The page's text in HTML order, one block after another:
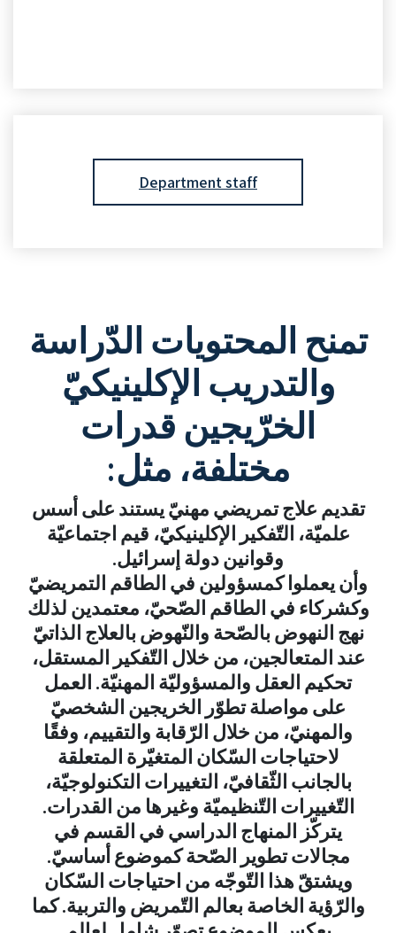
Department staff
تمنح المحتويات الدّراسة
والتدريب الإكلينيكيّ
الخرّيجين قدرات
مختلفة، مثل:
تقديم علاج تمريضي مهنيّ يستند على أسس
علميّة، التّفكير الإكلينيكيّ، قيم اجتماعيّة
وقوانين دولة إسرائيل.
وأن يعملوا كمسؤولين في الطاقم التمريضيّ
وكشركاء في الطاقم الصّحيّ، معتمدين لذلك
نهج النهوض بالصّحة والنّهوض بالعلاج الذاتيّ
عند المتعالجين، من خلال التّفكير المستقل،
تحكيم العقل والمسؤوليّة المهنيّة. العمل
على مواصلة تطوّر الخريجين الشخصيّ
والمهنيّ، من خلال الرّقابة والتقييم، وفقًا
لاحتياجات السّكان المتغيّرة المتعلقة
بالجانب الثّقافيّ، التغييرات التكنولوجيّة،
التّغييرات التّنظيميّة وغيرها من القدرات.
يتركّز المنهاج الدراسي في القسم في
مجالات تطوير الصّحة كموضوع أساسيّ.
ويشتقّ هذا التّوجّه من احتياجات السّكان
والرّؤية الخاصة بعالم التّمريض والتربية. كما